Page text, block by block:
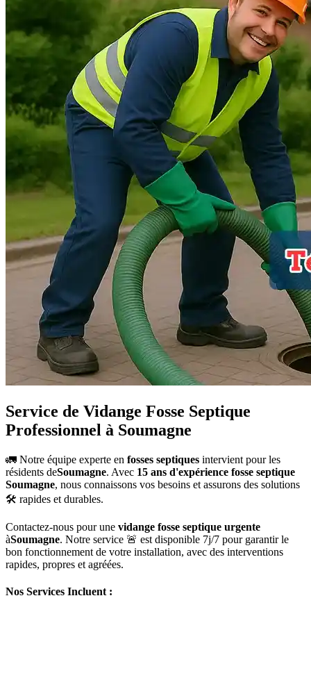
Service de Vidange Fosse Septique
Professionnel à Soumagne
🚛 Notre équipe experte en fosses septiques intervient pour les
résidents deSoumagne. Avec 15 ans d'expérience fosse septique
Soumagne, nous connaissons vos besoins et assurons des solutions
🛠️ rapides et durables.
Contactez-nous pour une vidange fosse septique urgente
àSoumagne. Notre service 🚨 est disponible 7j/7 pour garantir le
bon fonctionnement de votre installation, avec des interventions
rapides, propres et agréées.
Nos Services Incluent :